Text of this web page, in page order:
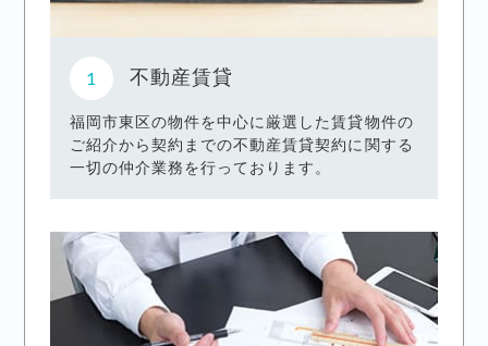
不動産賃貸
福岡市東区の物件を中心に厳選した賃貸物件の
ご紹介から契約までの不動産賃貸契約に関する
一切の仲介業務を行っております。